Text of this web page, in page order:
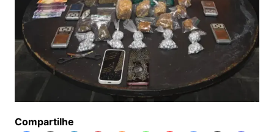
Compartilhe